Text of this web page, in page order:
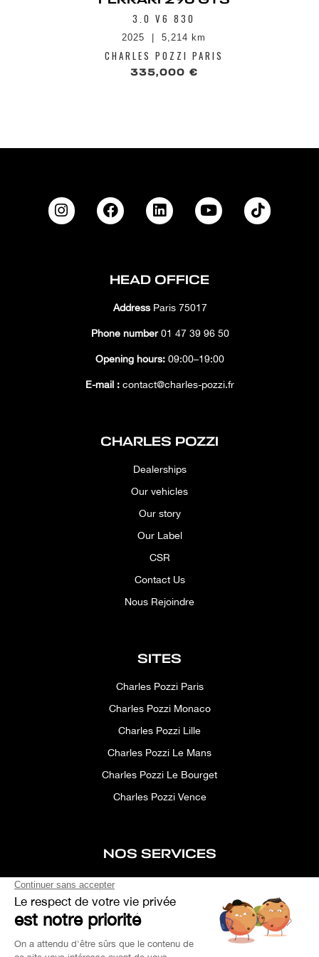
3.0 V6 830
2025 5,214 km
CHARLES POZZI PARIS
335,000 €
HEAD OFFICE
AddressParis 75017
Phone number01 47 39 96 50
Opening hours: 09:00–19:00
E-mail : contact@charles-pozzi.fr
CHARLES POZZI
Dealerships
Our vehicles
Our story
Our Label
CSR
Contact Us
Nous Rejoindre
SITES
Charles Pozzi Paris
Charles Pozzi Monaco
Charles Pozzi Lille
Charles Pozzi Le Mans
Charles Pozzi Le Bourget
Charles Pozzi Vence
NOS SERVICES
Concierge service
Simulator
Space rental